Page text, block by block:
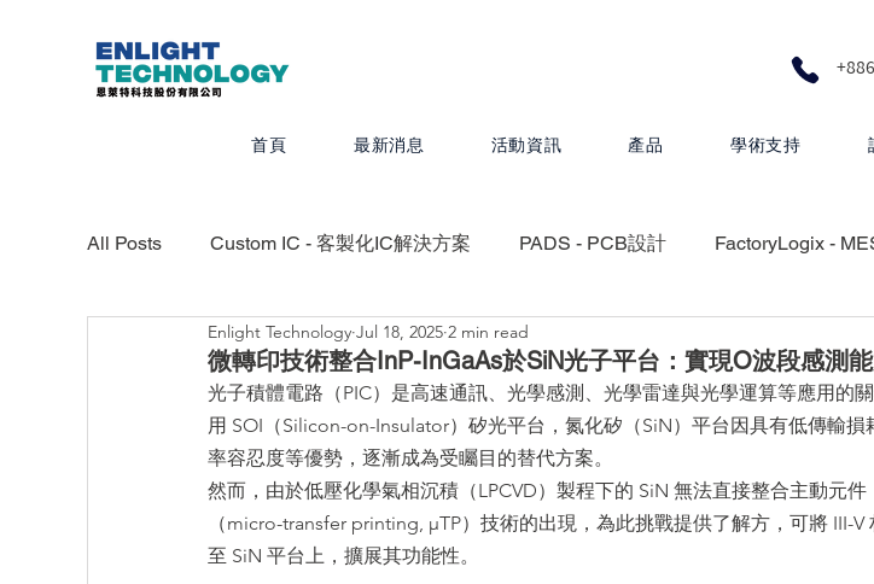
首頁 最新消息 活動資訊 產品 學術支持
All Posts Custom IC - 客製化IC解決方案 PADS - PCB設計 FactoryLogix -
Valor - PCB設計、組裝、測試最佳化 CADRA - 設計製圖
Calibre - IC物理驗證平台 Photonics - 矽光子解決方案 HyperLynx - PCB設
Quanscient - 以雲端為基礎的多物理模擬平台 Questa One - 下一代智慧驗證生態
微轉印技術整合InP-InGaAs於SiN光子平台：實現O波段感測
Enlight Technology Jul 18, 2025 2 min read
光子積體電路（PIC）是高速通訊、光學感測、光學雷達與光學運算等應用的
用 SOI（Silicon-on-Insulator）矽光平台，氮化矽（SiN）平台因具有低傳輸
率容忍度等優勢，逐漸成為受矚目的替代方案。
然而，由於低壓化學氣相沉積（LPCVD）製程下的 SiN 無法直接整合主動元
（micro-transfer printing, μTP）技術的出現，為此挑戰提供了解方，可將 III-
至 SiN 平台上，擴展其功能性。